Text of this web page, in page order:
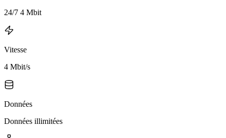
24/7 4 Mbit
Vitesse
4 Mbit/s
Données
Données illimitées